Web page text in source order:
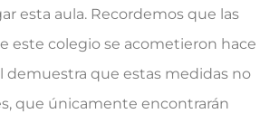
esta aula. Recordemos que las
este colegio se acometieron hace
demuestra que estas medidas no
que únicamente encontrarán